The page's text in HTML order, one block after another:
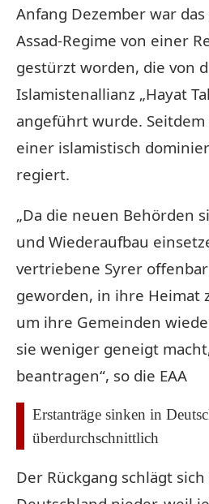
Anfang Dezember war
Assad-Regime von einer
gestürzt worden, die von
Islamistenallianz „Hayat
angeführt wurde.
einer islamistisch
regiert.
„Da die neuen Behörden
und Wiederaufbau
vertriebene Syrer
geworden, in ihre Heimat
um ihre Gemeinden
sie weniger geneigt
beantragen“, so die EAA
Erstanträge sinken in
überdurchschnittlich
Der Rückgang schlägt